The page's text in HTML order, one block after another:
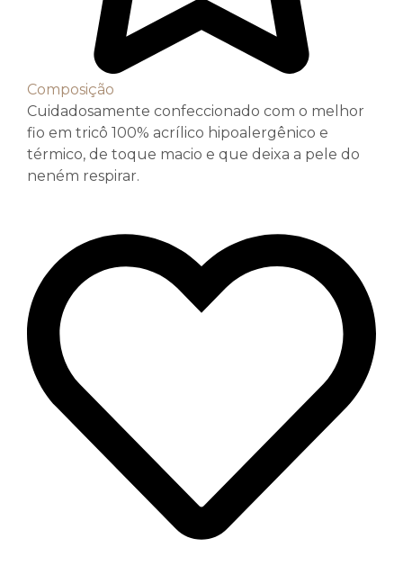
Composição
Cuidadosamente confeccionado com o melhor
fio em tricô 100% acrílico hipoalergênico e
térmico, de toque macio e que deixa a pele do
neném respirar.